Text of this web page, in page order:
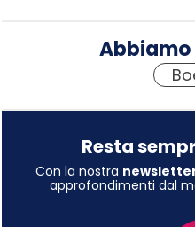
Resta
Con la nostra
approfondimenti dal